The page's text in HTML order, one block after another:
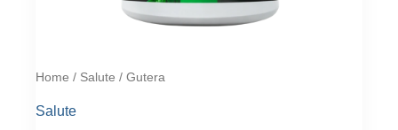
Home / Salute / Gutera
Salute